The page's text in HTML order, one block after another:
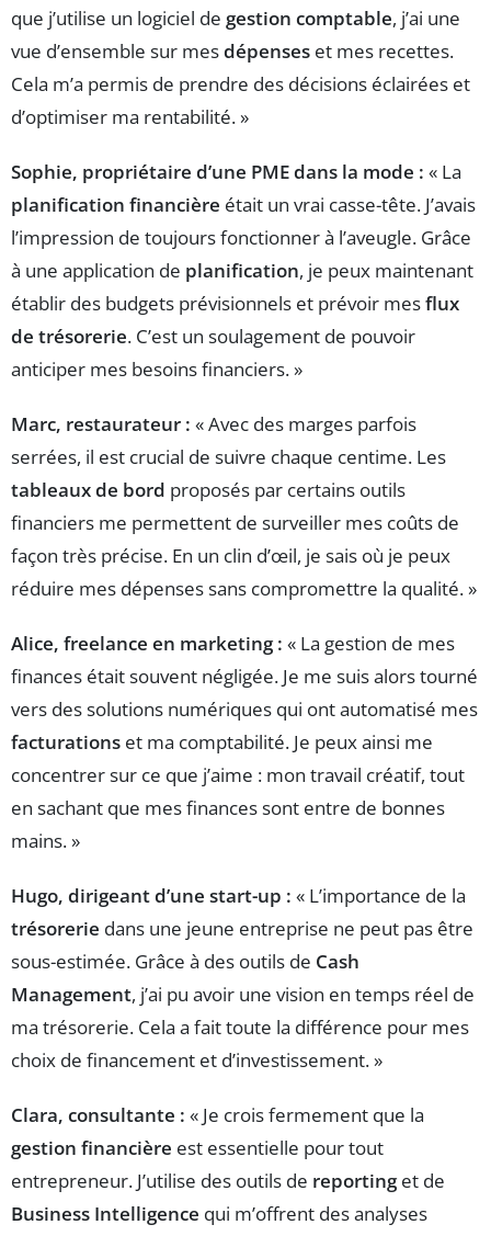
que j’utilise un logiciel de gestion comptable, j’ai une
vue d’ensemble sur mesdépenses et mes recettes.
Cela m’a permis de prendre des décisions éclairées et
d’optimiser ma rentabilité. »
Sophie, propriétaire d’une PME dans la mode : « La
planification financière était un vrai casse-tête. J’avais
l’impression de toujours fonctionner à l’aveugle. Grâce
à une application de planification, je peux maintenant
établir des budgets prévisionnels et prévoir mesflux
de trésorerie. C’est un soulagement de pouvoir
anticiper mes besoins financiers. »
Marc, restaurateur : « Avec des marges parfois
serrées, il est crucial de suivre chaque centime. Les
tableaux de bord proposés par certains outils
financiers me permettent de surveiller mes coûts de
façon très précise. En un clin d’œil, je sais où je peux
réduire mes dépenses sans compromettre la qualité. »
Alice, freelance en marketing : « La gestion de mes
finances était souvent négligée. Je me suis alors tourné
vers des solutions numériques qui ont automatisé mes
facturations et ma comptabilité. Je peux ainsi me
concentrer sur ce que j’aime : mon travail créatif, tout
en sachant que mes finances sont entre de bonnes
mains. »
Hugo, dirigeant d’une start-up : « L’importance de la
trésorerie dans une jeune entreprise ne peut pas être
sous-estimée. Grâce à des outils de Cash
Management, j’ai pu avoir une vision en temps réel de
ma trésorerie. Cela a fait toute la différence pour mes
choix de financement et d’investissement. »
Clara, consultante : « Je crois fermement que la
gestion financière est essentielle pour tout
entrepreneur. J’utilise des outils de reportinget de
Business Intelligence qui m’offrent des analyses